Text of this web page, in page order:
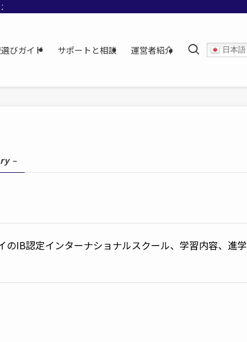
トップでサポート。
びガイド サポートと相談 運営者紹介 日本語
–
IB認定インターナショナルスクール、学習内容、進学